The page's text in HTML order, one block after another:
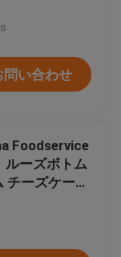
問い合わせ
Foodservice
ルーズボトム
チーズケーキ
パン